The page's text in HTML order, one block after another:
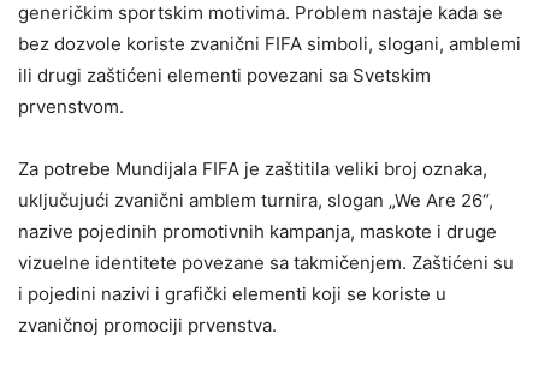
generičkim sportskim motivima. Problem nastaje kada se
bez dozvole koriste zvanični FIFA simboli, slogani, amblemi
ili drugi zaštićeni elementi povezani sa Svetskim
prvenstvom.
Za potrebe Mundijala FIFA je zaštitila veliki broj oznaka,
uključujući zvanični amblem turnira, slogan „We Are 26“,
nazive pojedinih promotivnih kampanja, maskote i druge
vizuelne identitete povezane sa takmičenjem. Zaštićeni su
i pojedini nazivi i grafički elementi koji se koriste u
zvaničnoj promociji prvenstva.